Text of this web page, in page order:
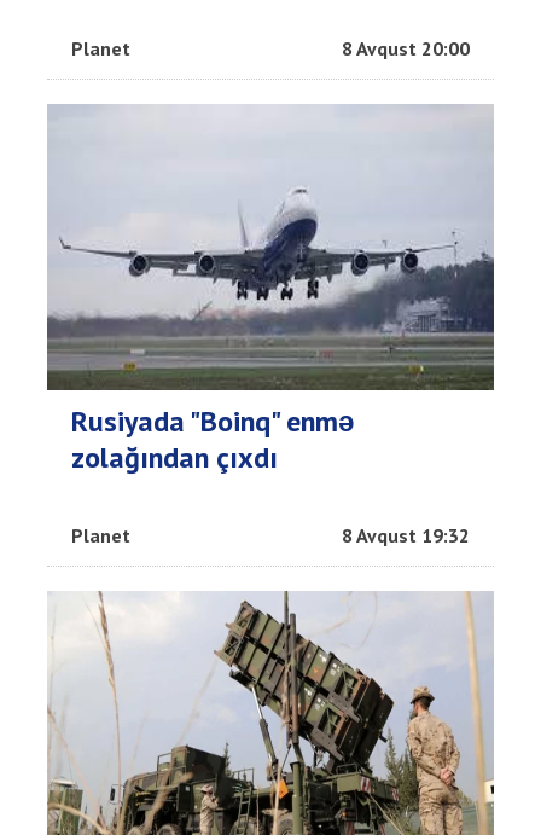
Planet 8 Avqust 20:00
Rusiyada "Boinq" enmə
zolağından çıxdı
Planet 8 Avqust 19:32